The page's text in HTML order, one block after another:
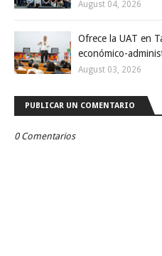
August 04, 2026
Ofrece la UAT en
económico-
August 03, 2026
PUBLICAR UN COMENTARIO
0 Comentarios